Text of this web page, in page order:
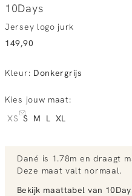
10Days
Jersey logo jurk
149,90
Kleur: Donkergrijs
Kies jouw maat:
XS S M L XL
Dané is 1.78m en draagt
Deze maat valt normaal.
Bekijk maattabel van